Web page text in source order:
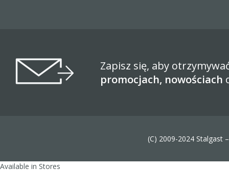
Zapisz się, aby
promocjach, nowościach
(C) 2009-2024 Stalgast
Available in Stores